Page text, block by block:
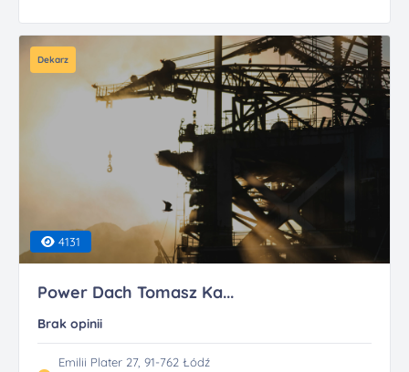
Dekarz
4131
Power Dach Tomasz Ka...
Brak opinii
Emilii Plater 27, 91-762 Łódź